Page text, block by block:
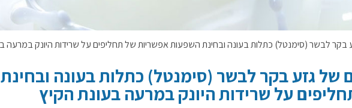
בקר לבשר (סימנטל) כתלות בעונה ובחינת השפעות אפשריות של תחליפים על שרידות היונק במרעה
של גזע בקר לבשר (סימנטל) כתלות בעונה ובחינת
על שרידות היונק במרעה בעונת הקיץ